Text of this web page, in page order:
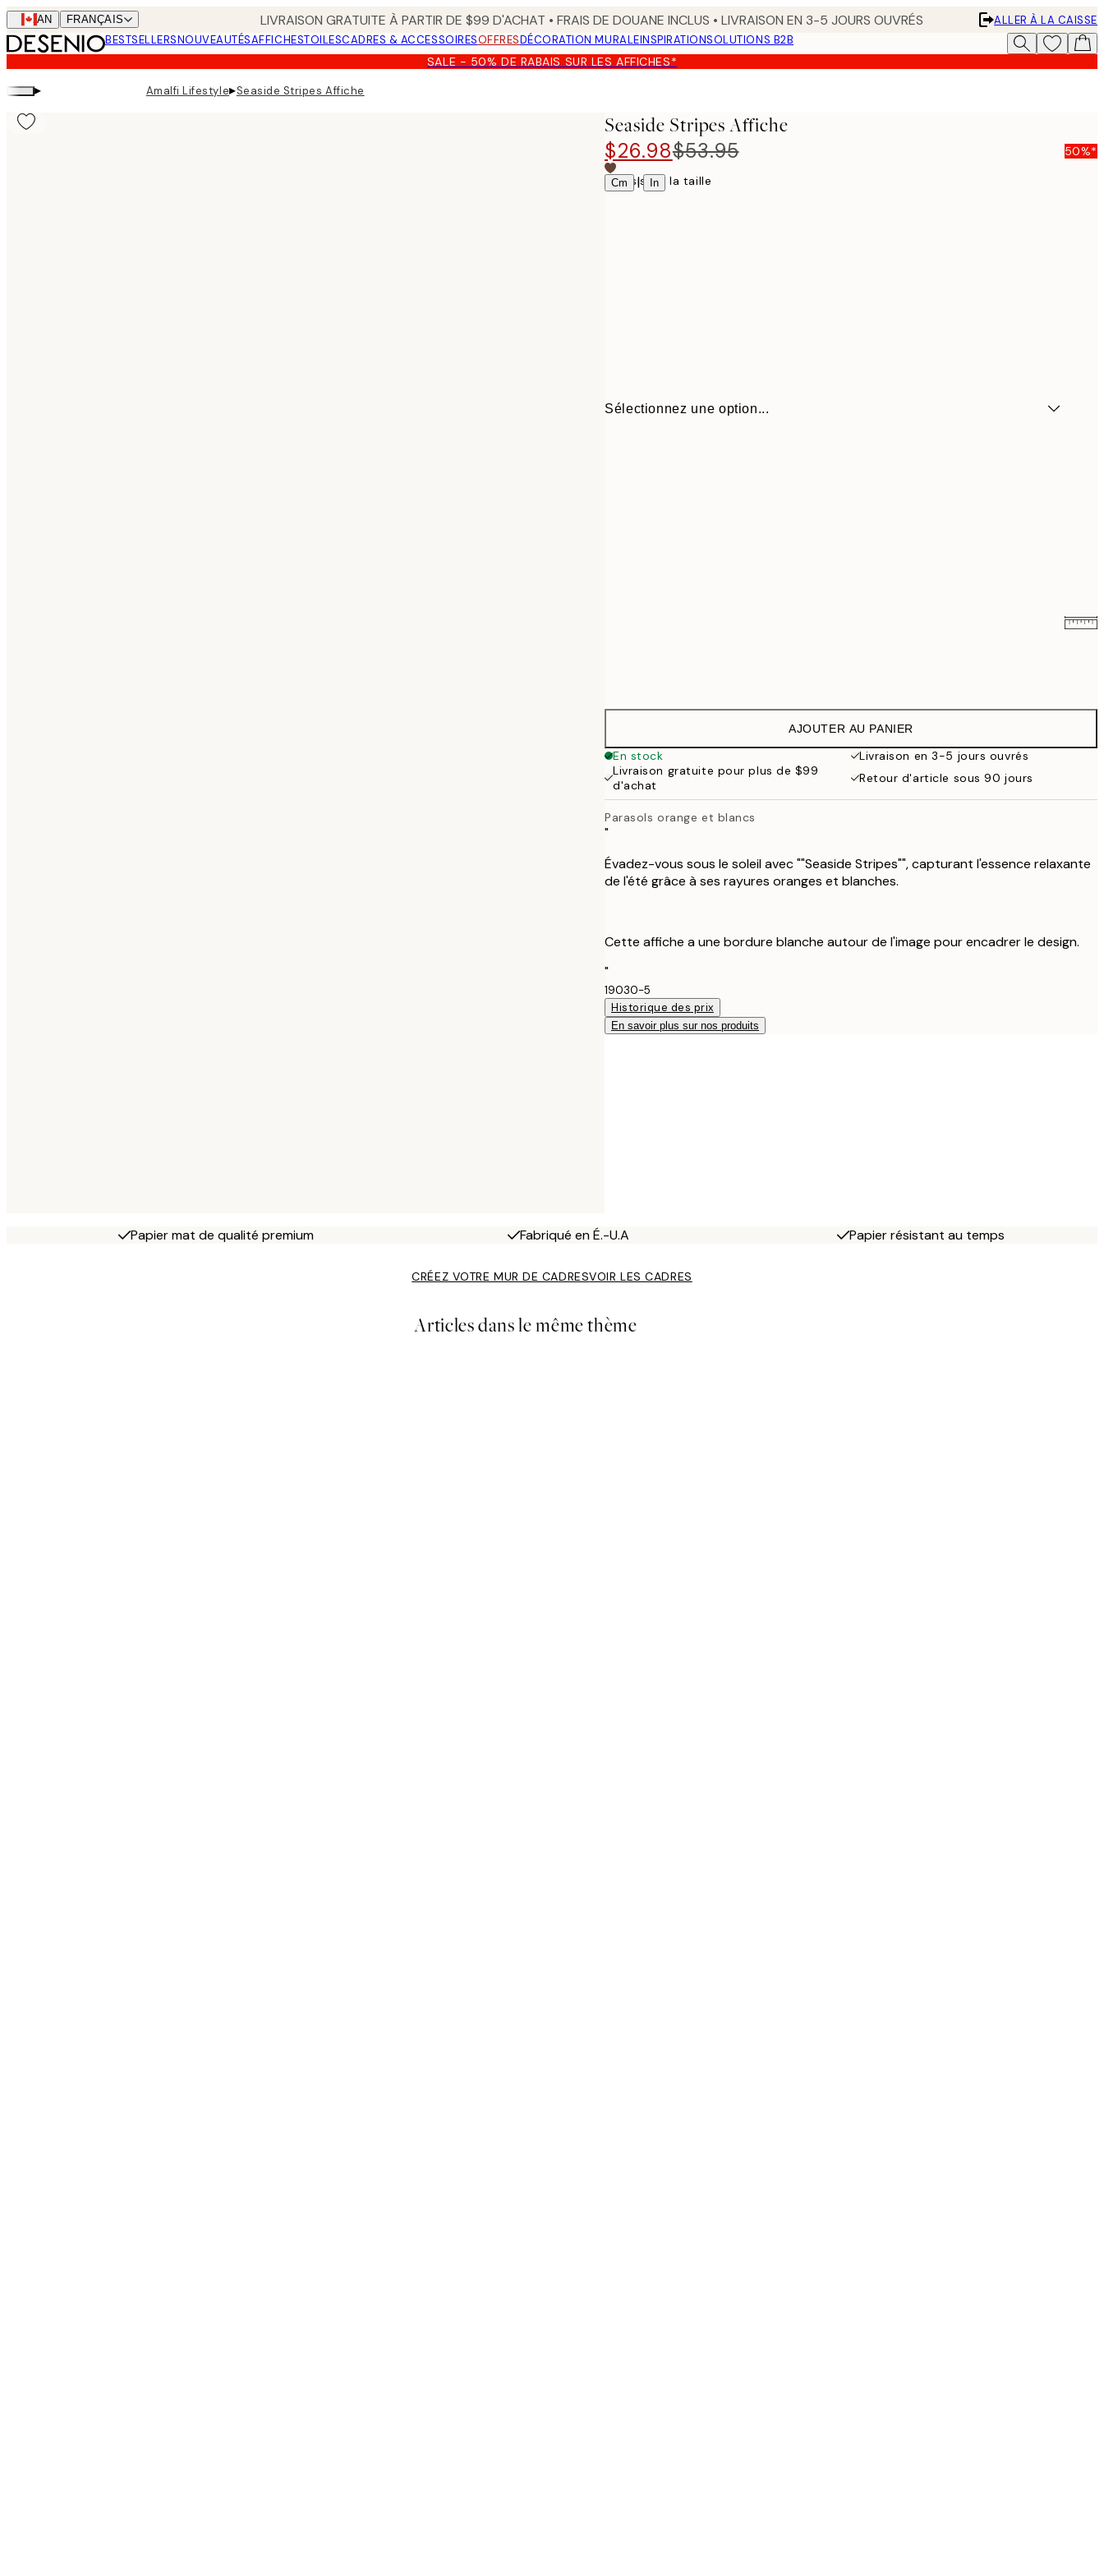
Skip
to
main
content.
CAN FRANÇAIS LIVRAISON GRATUITE À PARTIR DE $99 D'ACHAT • FRAIS DE DOUANE INCLUS • LIVRAISON EN 3-5 JOURS OUVRÉS
ALLER À LA CAISSE
BESTSELLERSNOUVEAUTÉSAFFICHESTOILESCADRES & ACCESSOIRESOFFRESDÉCORATION MURALEINSPIRATIONSOLUTIONS B2B
SALE - 50% DE RABAIS SUR LES AFFICHES*
▸ Amalfi Lifestyle▸Seaside Stripes Affiche
Seaside Stripes Affiche
$26.98$53.95 50%*
Cm | In
Choisissez la taille
Sélectionnez une option...
$97.95
AJOUTER AU PANIER
En stock
Livraison en 3-5 jours ouvrés
Livraison gratuite pour plus de $99
d'achat
Retour d'article sous 90 jours
Parasols orange et blancs
"
Évadez-vous sous le soleil avec ""Seaside Stripes"", capturant l'essence relaxante
de l'été grâce à ses rayures oranges et blanches.
Cette affiche a une bordure blanche autour de l'image pour encadrer le design.
"
19030-5
Historique des prix
En savoir plus sur nos produits
Papier mat de qualité premium Fabriqué en É.-U.A Papier résistant au temps
CRÉEZ VOTRE MUR DE CADRESVOIR LES CADRES
Articles dans le même thème